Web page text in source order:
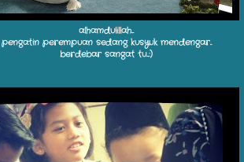
alhamdulillah...
pengatin perempuan sedang kusyuk mendengar..
berdebar sangat tu...:)